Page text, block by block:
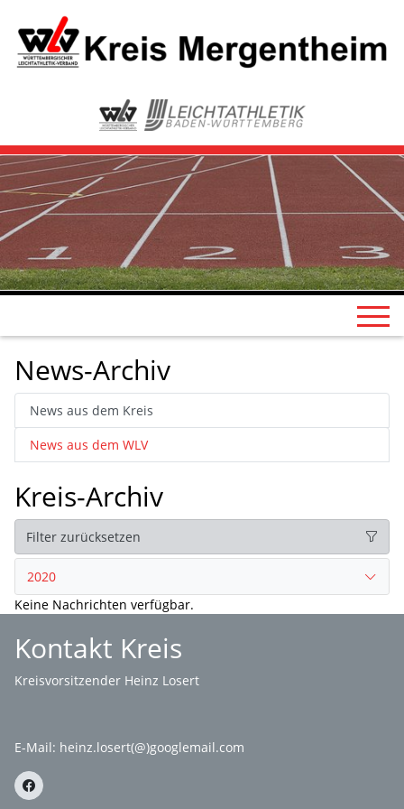
News-Archiv
News aus dem Kreis
News aus dem WLV
Kreis-Archiv
Filter zurücksetzen
2020
Keine Nachrichten verfügbar.
Kontakt Kreis
Kreisvorsitzender Heinz Losert
E-Mail: heinz.losert(@)googlemail.com